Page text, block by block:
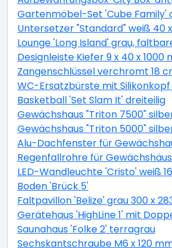
Gartenmöbel-Set 'Cube Family'
Untersetzer "Standard" weiß 40
Lounge 'Long Island' grau,
Designleiste Kiefer 9 x 40 x 1000
Zangenschlüssel verchromt 18
WC-Ersatzbürste mit Silikonkopf
Basketball 'Set Slam It' dreiteilig
Gewächshaus "Triton 7500"
Gewächshaus "Triton 5000"
Alu-Dachfenster für
Regenfallrohre für
LED-Wandleuchte 'Cristo' weiß
Boden 'Brück 5'
Faltpavillon 'Belize' grau 300 x
Gerätehaus 'HighLine 1' mit
Saunahaus 'Folke 2' terragrau
Sechskantschraube M6 x 120